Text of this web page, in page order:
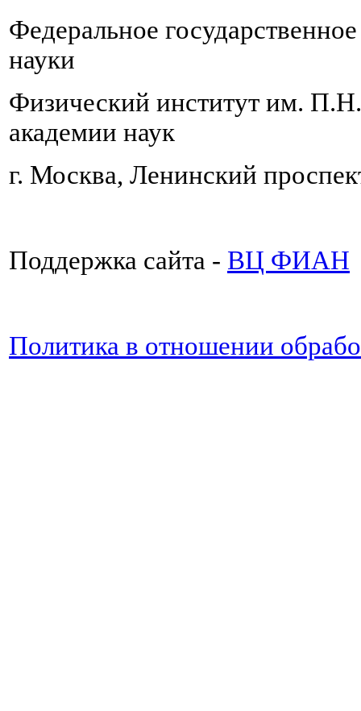
Федеральное
науки
Физический институт им.
академии наук
г. Москва, Ленинский
Поддержка сайта - ВЦ ФИАН
Политика в отношении